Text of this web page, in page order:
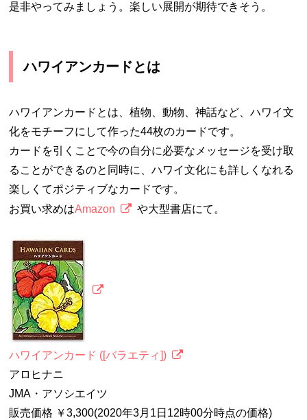
是非やってみましょう。楽しい展開が期待できそう。
ハワイアンカードとは
ハワイアンカードとは、植物、動物、神話など、ハワイ文
化をモチーフにして作った44枚のカードです。
カードを引くことで今の自分に必要なメッセージを受け取
ることができるのと同時に、ハワイ文化にも詳しくなれる
楽しくてポジティブなカードです。
お買い求めはAmazon や大型書店にて。
ハワイアンカード ([バラエティ])
アロヒナニ
JMA・アソシエイツ
販売価格 ￥3,300(2020年3月1日12時00分時点の価格)